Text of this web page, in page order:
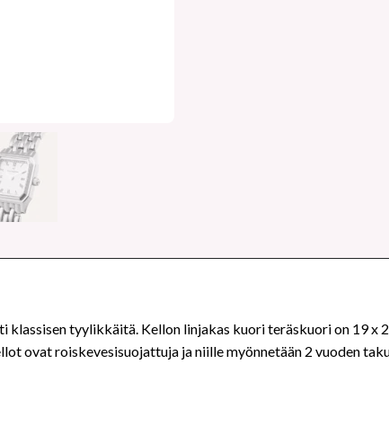
tyylikkäitä. Kellon linjakas kuori teräskuori on 19 x
ovat roiskevesisuojattuja ja niille myönnetään 2 vuoden